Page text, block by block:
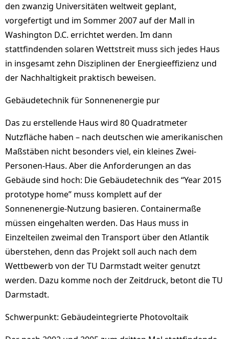
den zwanzig Universitäten weltweit geplant,
vorgefertigt und im Sommer 2007 auf der Mall in
Washington D.C. errichtet werden. Im dann
stattfindenden solaren Wettstreit muss sich jedes Haus
in insgesamt zehn Disziplinen der Energieeffizienz und
der Nachhaltigkeit praktisch beweisen.
Gebäudetechnik für Sonnenenergie pur
Das zu erstellende Haus wird 80 Quadratmeter
Nutzfläche haben – nach deutschen wie amerikanischen
Maßstäben nicht besonders viel, ein kleines Zwei-
Personen-Haus. Aber die Anforderungen an das
Gebäude sind hoch: Die Gebäudetechnik des “Year 2015
prototype home” muss komplett auf der
Sonnenenergie-Nutzung basieren. Containermaße
müssen eingehalten werden. Das Haus muss in
Einzelteilen zweimal den Transport über den Atlantik
überstehen, denn das Projekt soll auch nach dem
Wettbewerb von der TU Darmstadt weiter genutzt
werden. Dazu komme noch der Zeitdruck, betont die TU
Darmstadt.
Schwerpunkt: Gebäudeintegrierte Photovoltaik